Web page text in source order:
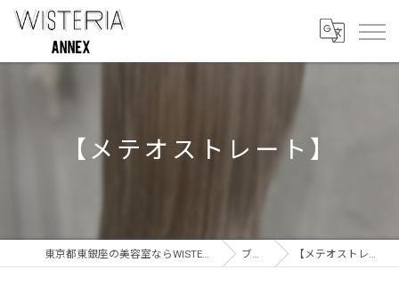
【メテオストレート】
東京都東銀座の美容室ならWISTERIA ANNEX ブログ 【メテオストレート】